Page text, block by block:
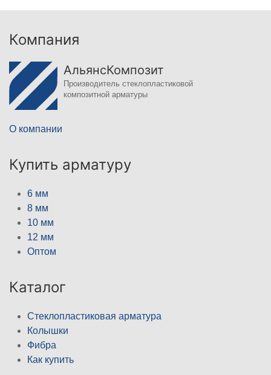
Компания
АльянсКомпозит
Производитель стеклопластиковой
композитной арматуры
О компании
Купить арматуру
6 мм
8 мм
10 мм
12 мм
Оптом
Каталог
Стеклопластиковая арматура
Колышки
Фибра
Как купить